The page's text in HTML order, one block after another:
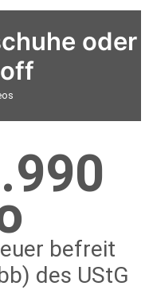
oder
befreit
des UStG